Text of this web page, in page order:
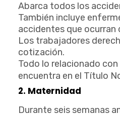
Abarca todos los
También incluye
accidentes que ocurran
Los trabajadores
cotización.
Todo lo relacionado
encuentra en el Título
2. Maternidad
Durante seis semanas